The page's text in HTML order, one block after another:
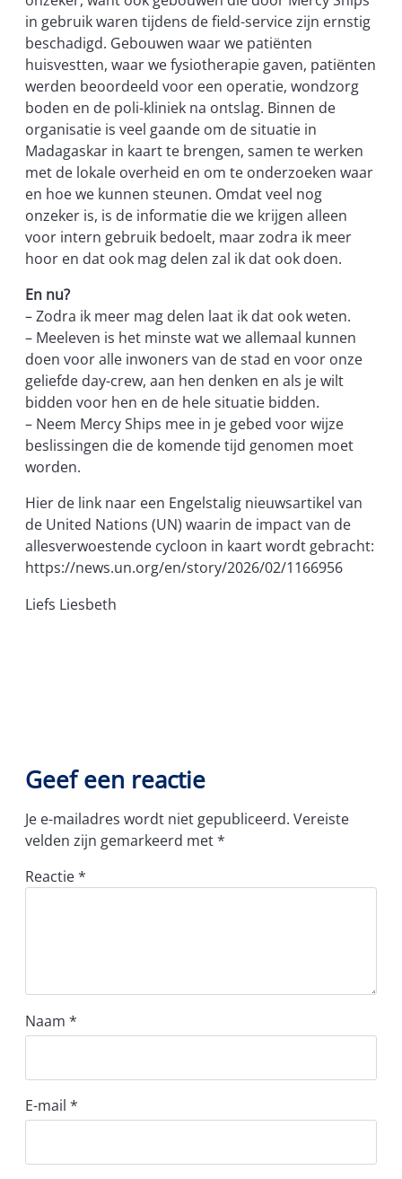
in gebruik waren tijdens de field-service zijn ernstig
beschadigd. Gebouwen waar we patiënten
huisvestten, waar we fysiotherapie gaven, patiënten
werden beoordeeld voor een operatie, wondzorg
boden en de poli-kliniek na ontslag. Binnen de
organisatie is veel gaande om de situatie in
Madagaskar in kaart te brengen, samen te werken
met de lokale overheid en om te onderzoeken waar
en hoe we kunnen steunen. Omdat veel nog
onzeker is, is de informatie die we krijgen alleen
voor intern gebruik bedoelt, maar zodra ik meer
hoor en dat ook mag delen zal ik dat ook doen.
En nu?
– Zodra ik meer mag delen laat ik dat ook weten.
– Meeleven is het minste wat we allemaal kunnen
doen voor alle inwoners van de stad en voor onze
geliefde day-crew, aan hen denken en als je wilt
bidden voor hen en de hele situatie bidden.
– Neem Mercy Ships mee in je gebed voor wijze
beslissingen die de komende tijd genomen moet
worden.
Hier de link naar een Engelstalig nieuwsartikel van
de United Nations (UN) waarin de impact van de
allesverwoestende cycloon in kaart wordt gebracht:
https://news.un.org/en/story/2026/02/1166956
Liefs Liesbeth
Geef een reactie
Je e-mailadres wordt niet gepubliceerd. Vereiste
velden zijn gemarkeerd met*
Reactie*
Naam *
E-mail *